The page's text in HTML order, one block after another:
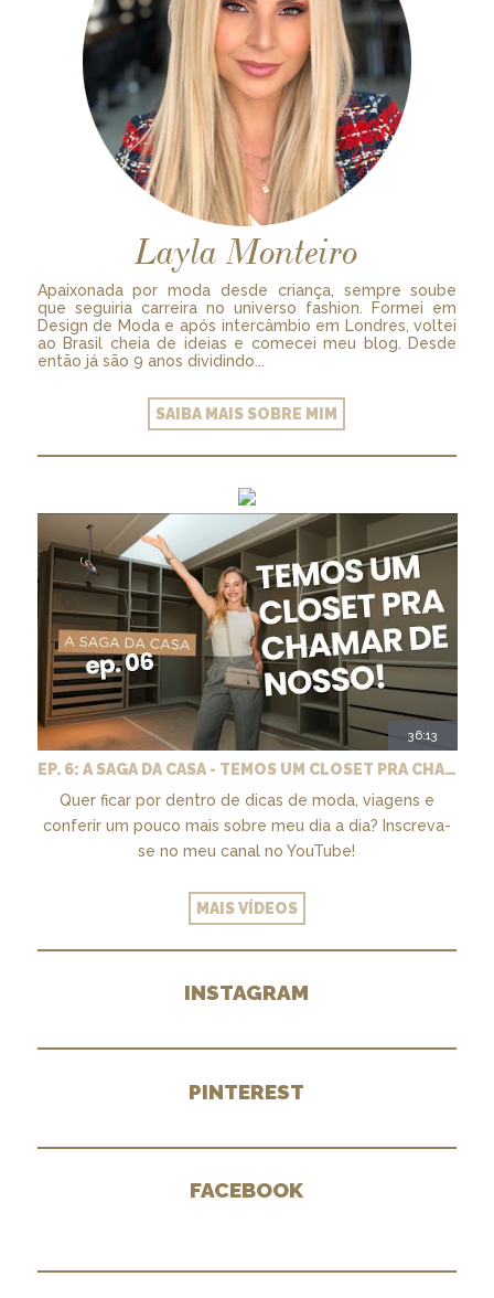
Layla Monteiro
Apaixonada por moda desde criança, sempre soube
que seguiria carreira no universo fashion. Formei em
Design de Moda e após intercâmbio em Londres, voltei
ao Brasil cheia de ideias e comecei meu blog. Desde
então já são 9 anos dividindo...
SAIBA MAIS SOBRE MIM
36:13
EP. 6: A SAGA DA CASA - TEMOS UM CLOSET PRA CHAMAR DE NOSSO + MARCENARIA E PAISAGISMO
Quer ficar por dentro de dicas de moda, viagens e
conferir um pouco mais sobre meu dia a dia? Inscreva-
se no meu canal no YouTube!
MAIS VÍDEOS
INSTAGRAM
PINTEREST
FACEBOOK